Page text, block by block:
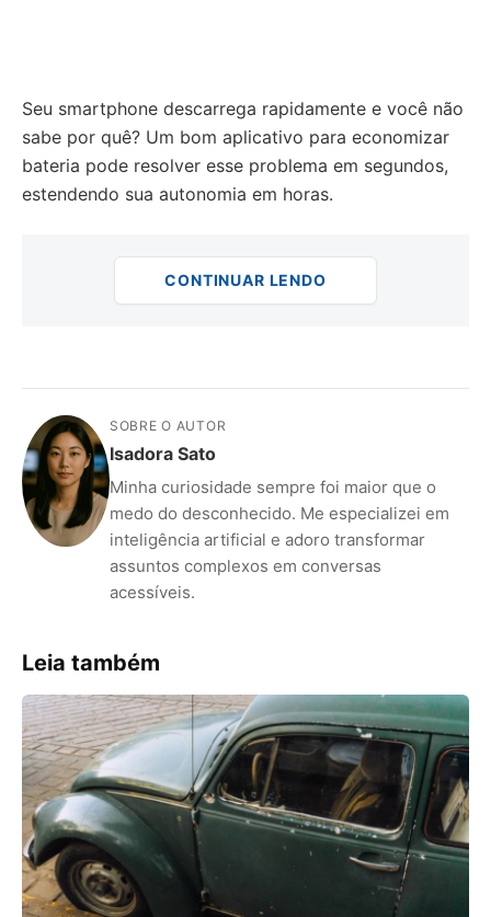
Seu smartphone descarrega rapidamente e você não
sabe por quê? Um bom aplicativo para economizar
bateria pode resolver esse problema em segundos,
estendendo sua autonomia em horas.
CONTINUAR LENDO
SOBRE O AUTOR
Isadora Sato
Minha curiosidade sempre foi maior que o
medo do desconhecido. Me especializei em
inteligência artificial e adoro transformar
assuntos complexos em conversas
acessíveis.
Leia também